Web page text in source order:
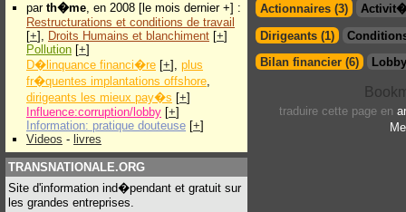
par th�me, en 2008 [le mois dernier +] :
Restructurations et conditions de travail
[+], Droits Humains et blanchiment [+]
Pollution [+]
D�linquance financi�re [+], plus
fr�quentes implantations offshore,
dirigeants les mieux pay�s [+]
Influence:corruption/lobby [+]
Information: pratique douteuse [+]
Videos - livres
TRANSNATIONALE.ORG
Site d'information ind�pendant et gratuit sur
les grandes entreprises.
Actionnaires (3)
Dirigeants (1)
Bilan financier (6)
traduire cette page en